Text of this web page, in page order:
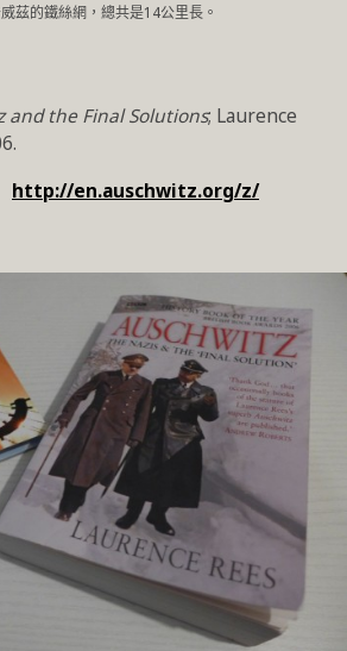
茲的鐵絲網，總共是14公里長。
and the Final Solutions; Laurence
http://en.auschwitz.org/z/